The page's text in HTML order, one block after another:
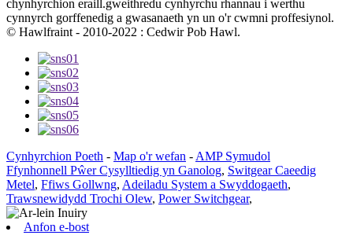
chynhyrchion eraill.gweithredu cynhyrchu rhannau i werthu
cynnyrch gorffenedig a gwasanaeth yn un o'r cwmni proffesiynol.
© Hawlfraint - 2010-2022 : Cedwir Pob Hawl.
Cynhyrchion Poeth - Map o'r wefan - AMP Symudol
Ffynhonnell Pŵer Cysylltiedig yn Ganolog, Switgear Caeedig
Metel, Ffiws Gollwng, Adeiladu System a Swyddogaeth,
Trawsnewidydd Trochi Olew, Power Switchgear,
Anfon e-bost